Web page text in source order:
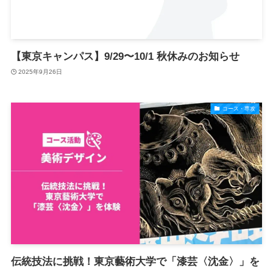
【東京キャンパス】9/29〜10/1 秋休みのお知らせ
2025年9月26日
コース・専攻
伝統技法に挑戦！東京藝術大学で「漆芸〈沈金〉」を